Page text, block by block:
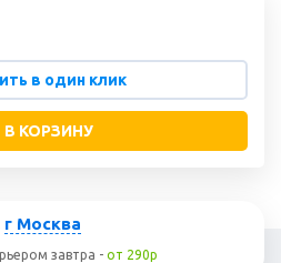
в один клик
В КОРЗИНУ
г Москва
завтра - от 290р